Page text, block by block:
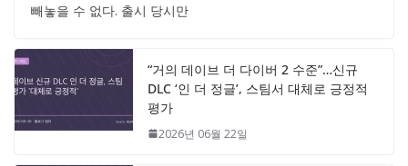
빼놓을 수 없다. 출시 당시만
“거의 데이브 더 다이버 2 수준”…신규
DLC ‘인 더 정글’, 스팀서 대체로 긍정적
평가
2026년 06월 22일